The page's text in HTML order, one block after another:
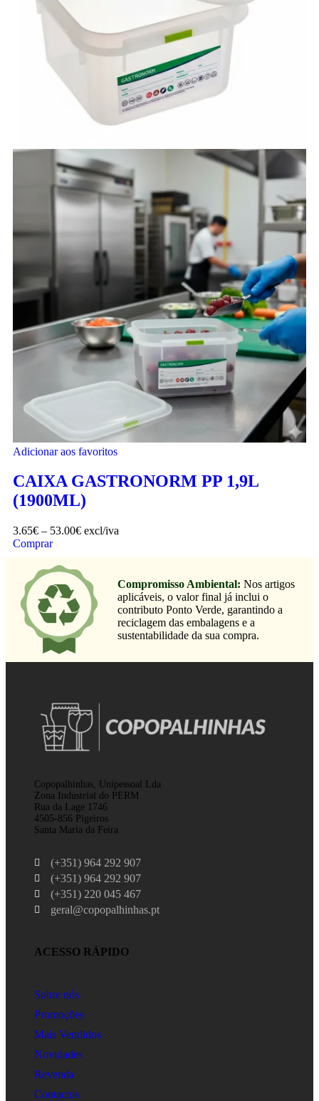
Adicionar aos favoritos
CAIXA GASTRONORM PP 1,9L
(1900ML)
3.65€ – 53.00€ excl/iva
Comprar
Compromisso Ambiental: Nos artigos
aplicáveis, o valor final já inclui o
contributo Ponto Verde, garantindo a
reciclagem das embalagens e a
sustentabilidade da sua compra.
Copopalhinhas, Unipessoal Lda
Zona Industrial do PERM
Rua da Lage 1746
4505-856 Pigeiros
Santa Maria da Feira
(+351) 964 292 907
(+351) 964 292 907
(+351) 220 045 467
geral@copopalhinhas.pt
ACESSO RÁPIDO
Sobre nós
Promoções
Mais Vendidos
Novidades
Revenda
Contactos